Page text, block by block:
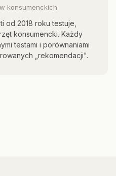
konsumenckich
od 2018 roku testuje,
konsumencki. Każdy
testami i porównaniami
„rekomendacji".